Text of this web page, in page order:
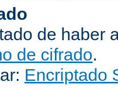
de haber
de cifrado.
Encriptado